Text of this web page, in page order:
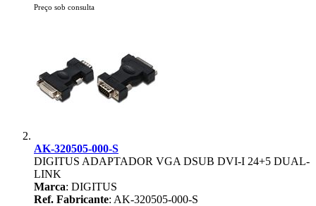
Preço sob consulta
AK-320505-000-S
DIGITUS ADAPTADOR VGA DSUB DVI-I 24+5 DUAL-
LINK
Marca: DIGITUS
Ref. Fabricante: AK-320505-000-S